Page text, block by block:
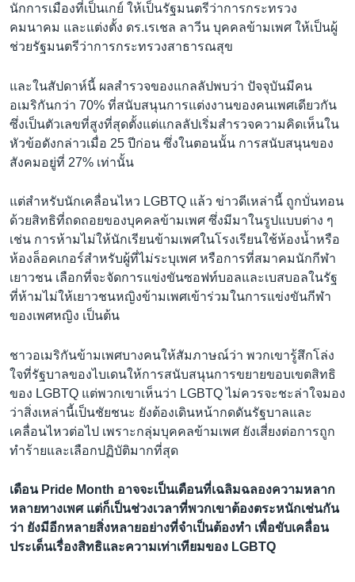
นักการเมืองที่เป็นเกย์ ให้เป็นรัฐมนตรีว่าการกระทรวง
คมนาคม และแต่งตั้ง ดร.เรเชล ลาวีน บุคคลข้ามเพศ ให้เป็นผู้
ช่วยรัฐมนตรีว่าการกระทรวงสาธารณสุข
และในสัปดาห์นี้ ผลสำรวจของแกลลัปพบว่า ปัจจุบันมีคน
อเมริกันกว่า 70% ที่สนับสนุนการแต่งงานของคนเพศเดียวกัน
ซึ่งเป็นตัวเลขที่สูงที่สุดตั้งแต่แกลลัปเริ่มสำรวจความคิดเห็นใน
หัวข้อดังกล่าวเมื่อ 25 ปีก่อน ซึ่งในตอนนั้น การสนับสนุนของ
สังคมอยู่ที่ 27% เท่านั้น
แต่สำหรับนักเคลื่อนไหว LGBTQ แล้ว ข่าวดีเหล่านี้ ถูกบั่นทอน
ด้วยสิทธิที่ถดถอยของบุคคลข้ามเพศ ซึ่งมีมาในรูปแบบต่าง ๆ
เช่น การห้ามไม่ให้นักเรียนข้ามเพศในโรงเรียนใช้ห้องน้ำหรือ
ห้องล็อคเกอร์สำหรับผู้ที่ไม่ระบุเพศ หรือการที่สมาคมนักกีฬา
เยาวชน เลือกที่จะจัดการแข่งขันซอฟท์บอลและเบสบอลในรัฐ
ที่ห้ามไม่ให้เยาวชนหญิงข้ามเพศเข้าร่วมในการแข่งขันกีฬา
ของเพศหญิง เป็นต้น
ชาวอเมริกันข้ามเพศบางคนให้สัมภาษณ์ว่า พวกเขารู้สึกโล่ง
ใจที่รัฐบาลของไบเดนให้การสนับสนุนการขยายขอบเขตสิทธิ
ของ LGBTQ แต่พวกเขาเห็นว่า LGBTQ ไม่ควรจะชะล่าใจมอง
ว่าสิ่งเหล่านี้เป็นชัยชนะ ยังต้องเดินหน้ากดดันรัฐบาลและ
เคลื่อนไหวต่อไป เพราะกลุ่มบุคคลข้ามเพศ ยังเสี่ยงต่อการถูก
ทำร้ายและเลือกปฏิบัติมากที่สุด
เดือน Pride Month อาจจะเป็นเดือนที่เฉลิมฉลองความหลาก
หลายทางเพศ แต่ก็เป็นช่วงเวลาที่พวกเขาต้องตระหนักเช่นกัน
ว่า ยังมีอีกหลายสิ่งหลายอย่างที่จำเป็นต้องทำ เพื่อขับเคลื่อน
ประเด็นเรื่องสิทธิและความเท่าเทียมของ LGBTQ